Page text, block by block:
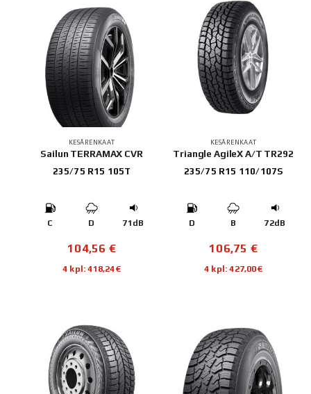
KESÄRENKAAT
Sailun TERRAMAX CVR
235/75 R15 105T
C D 71dB
104,56 €
4 kpl: 418,24€
KESÄRENKAAT
Triangle AgileX A/T TR292
235/75 R15 110/107S
D B 72dB
106,75 €
4 kpl: 427,00€